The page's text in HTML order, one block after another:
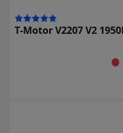
T-Motor V2207 V2